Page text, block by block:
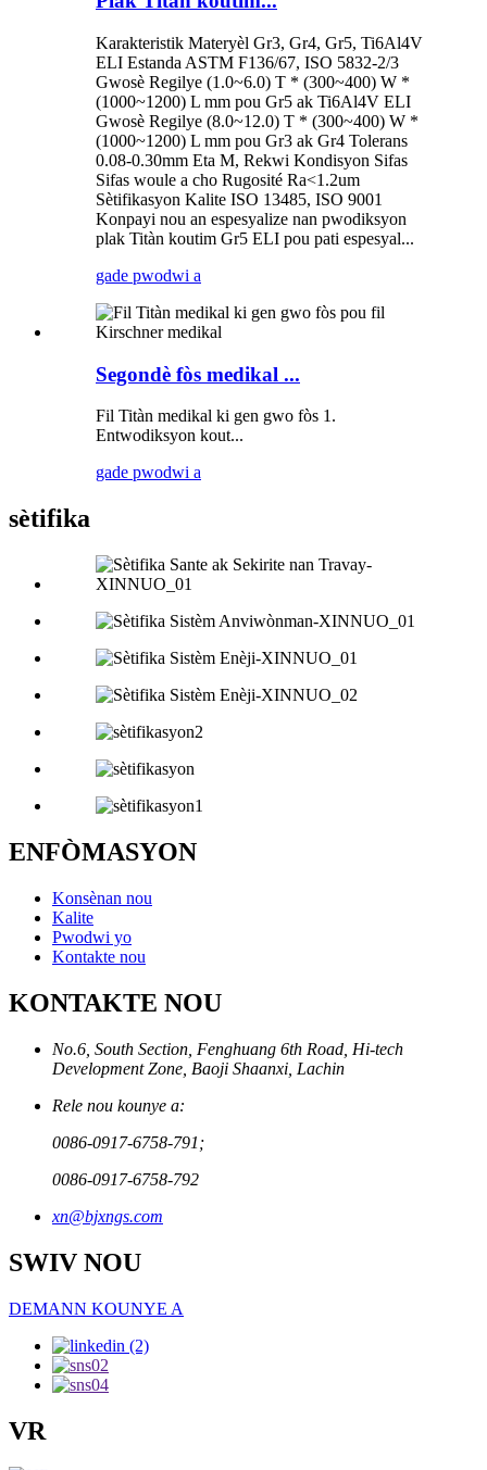
Karakteristik Materyèl Gr3, Gr4, Gr5, Ti6Al4V
ELI Estanda ASTM F136/67, ISO 5832-2/3
Gwosè Regilye (1.0~6.0) T * (300~400) W *
(1000~1200) L mm pou Gr5 ak Ti6Al4V ELI
Gwosè Regilye (8.0~12.0) T * (300~400) W *
(1000~1200) L mm pou Gr3 ak Gr4 Tolerans
0.08-0.30mm Eta M, Rekwi Kondisyon Sifas
Sifas woule a cho Rugosité Ra<1.2um
Sètifikasyon Kalite ISO 13485, ISO 9001
Konpayi nou an espesyalize nan pwodiksyon
plak Titàn koutim Gr5 ELI pou pati espesyal...
gade pwodwi a
Segondè fòs medikal ...
Fil Titàn medikal ki gen gwo fòs 1.
Entwodiksyon kout...
gade pwodwi a
sètifika
ENFÒMASYON
Konsènan nou
Kalite
Pwodwi yo
Kontakte nou
KONTAKTE NOU
No.6, South Section, Fenghuang 6th Road, Hi-tech
Development Zone, Baoji Shaanxi, Lachin
Rele nou kounye a:
0086-0917-6758-791;
0086-0917-6758-792
xn@bjxngs.com
SWIV NOU
DEMANN KOUNYE A
VR